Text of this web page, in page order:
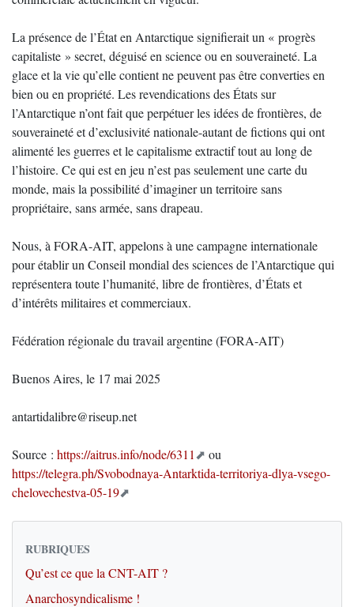
La présence de l’État en Antarctique signifierait un « progrès
capitaliste » secret, déguisé en science ou en souveraineté. La
glace et la vie qu’elle contient ne peuvent pas être converties en
bien ou en propriété. Les revendications des États sur
l’Antarctique n’ont fait que perpétuer les idées de frontières, de
souveraineté et d’exclusivité nationale-autant de fictions qui ont
alimenté les guerres et le capitalisme extractif tout au long de
l’histoire. Ce qui est en jeu n’est pas seulement une carte du
monde, mais la possibilité d’imaginer un territoire sans
propriétaire, sans armée, sans drapeau.
Nous, à FORA-AIT, appelons à une campagne internationale
pour établir un Conseil mondial des sciences de l’Antarctique qui
représentera toute l’humanité, libre de frontières, d’États et
d’intérêts militaires et commerciaux.
Fédération régionale du travail argentine (FORA-AIT)
Buenos Aires, le 17 mai 2025
antartidalibre@riseup.net
Source : https://aitrus.info/node/6311
ou
https://telegra.ph/Svobodnaya-Antarktida-territoriya-dlya-vsego-
chelovechestva-05-19
RUBRIQUES
Qu’est ce que la CNT-AIT ?
Anarchosyndicalisme !